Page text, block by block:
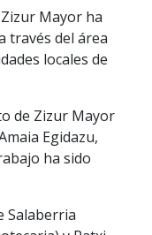
Mayor ha
través del área
locales de
de Zizur Mayor
Egidazu,
ha sido
Salaberria